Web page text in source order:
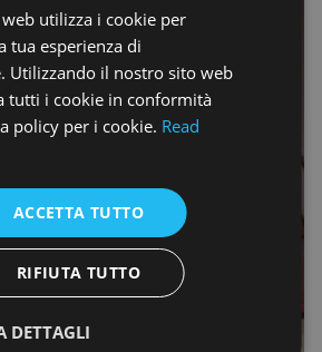
utilizza i cookie per
tua esperienza di
Utilizzando il nostro sito web
tutti i cookie in conformità
policy per i cookie. Read
ACCETTA TUTTO
RIFIUTA TUTTO
DETTAGLI